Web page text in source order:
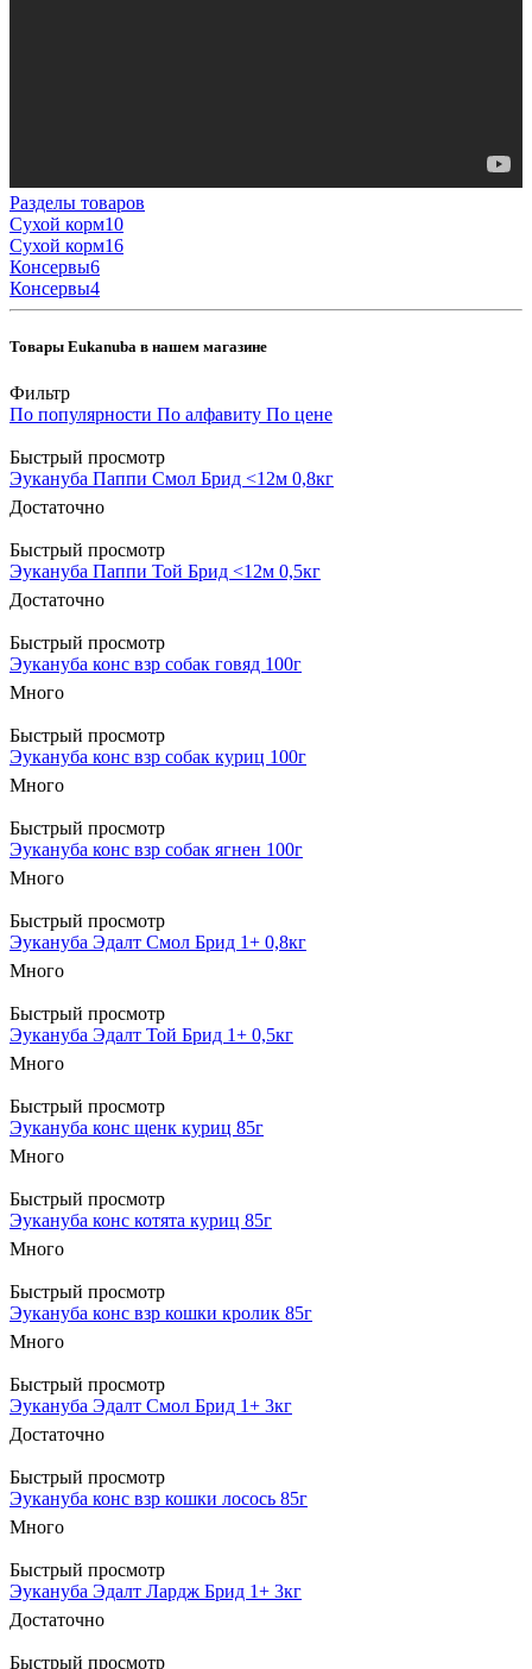
Разделы товаров
Cухой корм10
Cухой корм16
Консервы6
Консервы4
Товары Eukanuba в нашем магазине
Фильтр
По популярности По алфавиту По цене
Быстрый просмотр
Эукануба Паппи Смол Брид <12м 0,8кг
Достаточно
Быстрый просмотр
Эукануба Паппи Той Брид <12м 0,5кг
Достаточно
Быстрый просмотр
Эукануба конс взр собак говяд 100г
Много
Быстрый просмотр
Эукануба конс взр собак куриц 100г
Много
Быстрый просмотр
Эукануба конс взр собак ягнен 100г
Много
Быстрый просмотр
Эукануба Эдалт Смол Брид 1+ 0,8кг
Много
Быстрый просмотр
Эукануба Эдалт Той Брид 1+ 0,5кг
Много
Быстрый просмотр
Эукануба конс щенк куриц 85г
Много
Быстрый просмотр
Эукануба конс котята куриц 85г
Много
Быстрый просмотр
Эукануба конс взр кошки кролик 85г
Много
Быстрый просмотр
Эукануба Эдалт Смол Брид 1+ 3кг
Достаточно
Быстрый просмотр
Эукануба конс взр кошки лосось 85г
Много
Быстрый просмотр
Эукануба Эдалт Лардж Брид 1+ 3кг
Достаточно
Быстрый просмотр